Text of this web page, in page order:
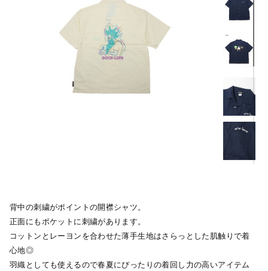
背中の刺繍がポイントの開襟シャツ。
正面にもポケットに刺繍があります。
コットンとレーヨンを合わせた薄手生地はさらっとした肌触りで着
心地◎
羽織としても使えるので春夏にぴったりの着回し力の高いアイテム